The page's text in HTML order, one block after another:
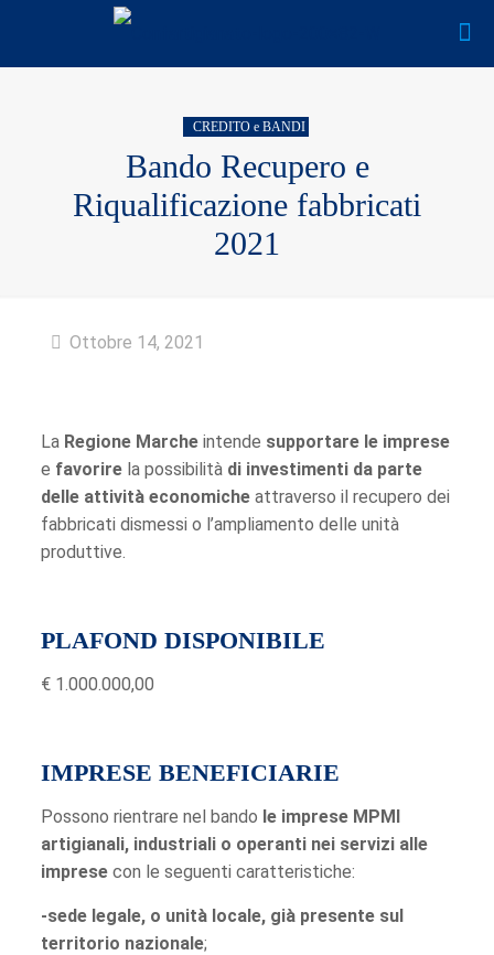
CREDITO e BANDI
Bando Recupero e
Riqualificazione fabbricati
2021
Ottobre 14, 2021
La Regione Marcheintende supportare le imprese
e favorire la possibilità di investimenti da parte
delle attività economicheattraverso il recupero dei
fabbricati dismessi o l’ampliamento delle unità
produttive.
PLAFOND DISPONIBILE
€ 1.000.000,00
IMPRESE BENEFICIARIE
Possono rientrare nel bando le imprese MPMI
artigianali, industriali o operanti nei servizi alle
imprese con le seguenti caratteristiche:
-sede legale, o unità locale, già presente sul
territorio nazionale;